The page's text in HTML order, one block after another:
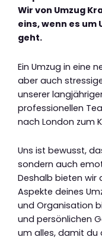
Wir von Umzug
eins, wenn es
geht.
Ein Umzug in eine
aber auch
unserer
professionellen
nach London zum
Uns ist bewusst,
sondern auch
Deshalb bieten wir
Aspekte deines
und Organisation
und persönlichen
um alles, damit du